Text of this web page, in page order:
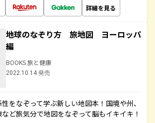
詳細を見る
地球のなぞり方 旅地図 ヨーロッパ
編
BOOKS 旅と健康
2022.10.14 発売
をなぞって学ぶ新しい地図本！国境や州、
ど旅気分で地図をなぞって脳もイキイキ！